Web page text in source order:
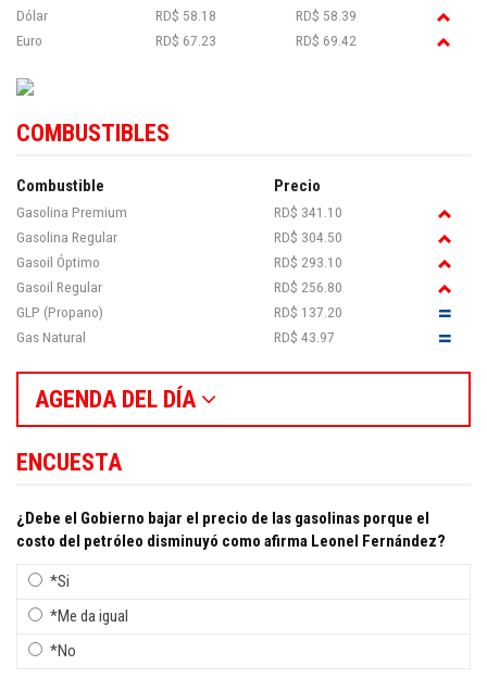
Dólar RD$ 58.18
RD$ 58.39
Euro
RD$ 67.23 RD$ 69.42
COMBUSTIBLES
Combustible Precio
Gasolina Premium
RD$ 341.10
Gasolina Regular
RD$ 304.50
Gasoil Óptimo
RD$ 293.10
Gasoil Regular
RD$ 256.80
GLP (Propano)
RD$ 137.20
Gas Natural
RD$ 43.97
AGENDA DEL DÍA
ENCUESTA
¿Debe el Gobierno bajar el precio de las gasolinas porque el
costo del petróleo disminuyó como afirma Leonel Fernández?
*Si
*Me da igual
*No